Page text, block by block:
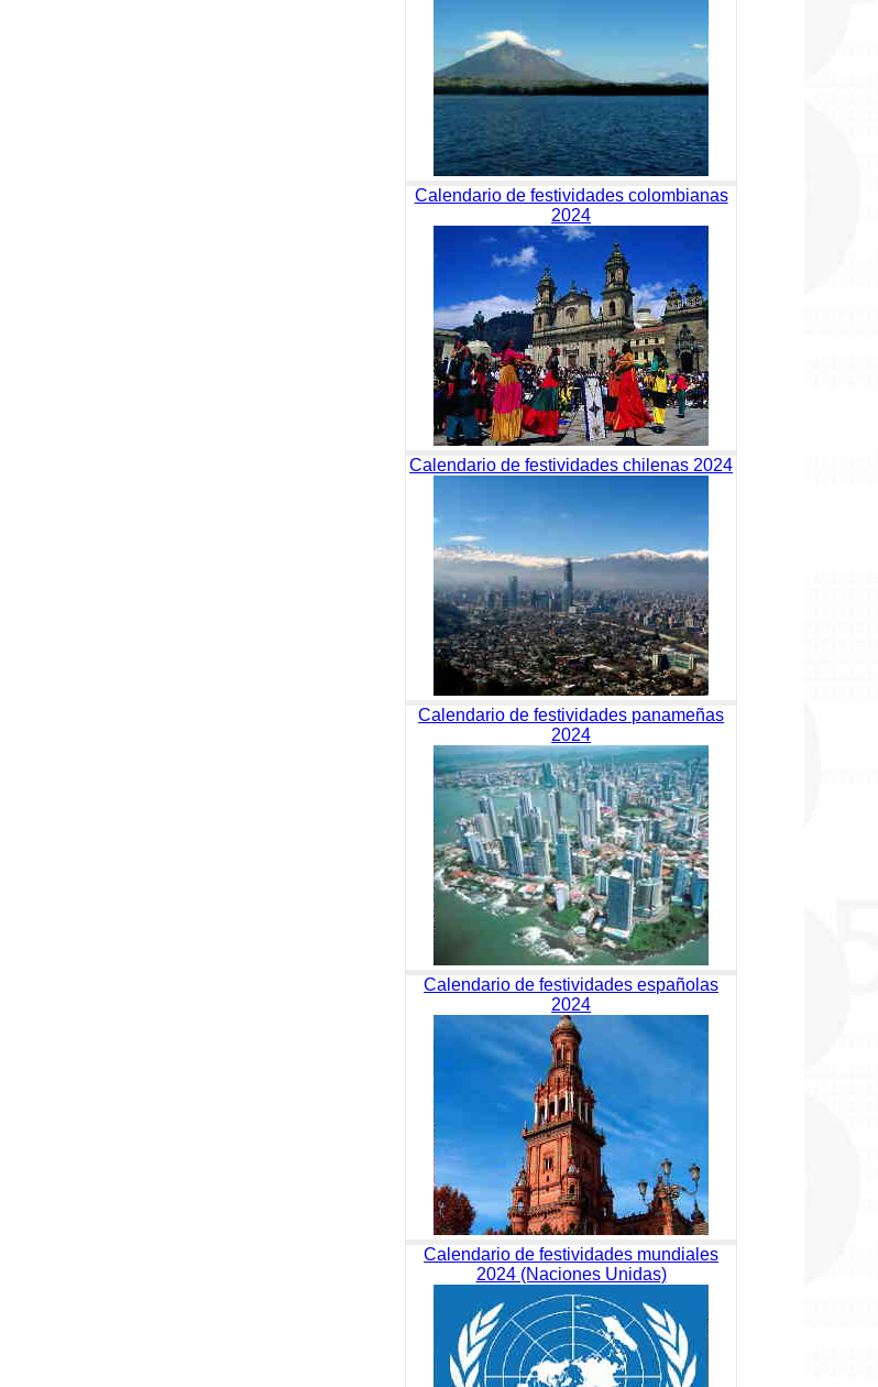
Calendario de festividades colombianas
2024
Calendario de festividades chilenas 2024
Calendario de festividades panameñas
2024
Calendario de festividades españolas
2024
Calendario de festividades mundiales
2024 (Naciones Unidas)